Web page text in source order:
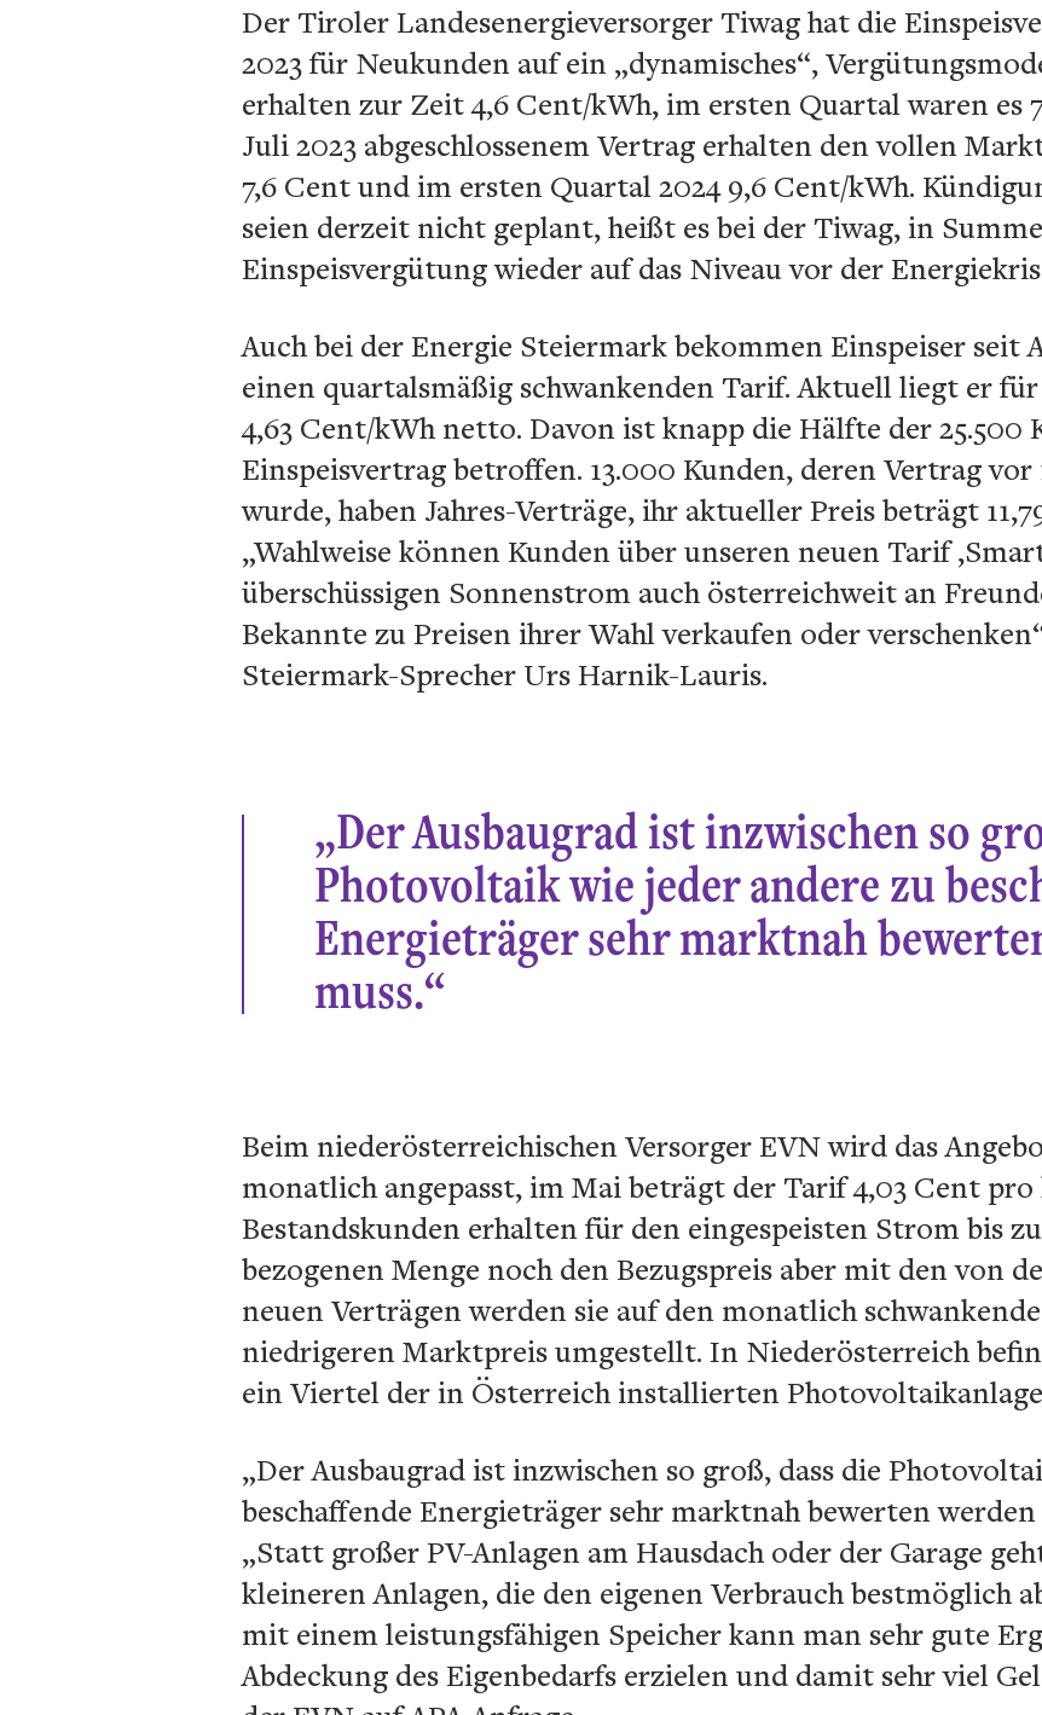
Der Tiroler Landesenergieversorger Tiwag hat die
2023 für Neukunden auf ein „dynamisches“,
erhalten zur Zeit 4,6 Cent/kWh, im ersten Quartal waren es
Juli 2023 abgeschlossenem Vertrag erhalten den vollen
7,6 Cent und im ersten Quartal 2024 9,6 Cent/kWh.
seien derzeit nicht geplant, heißt es bei der Tiwag, in
Einspeisvergütung wieder auf das Niveau vor der
Auch bei der Energie Steiermark bekommen Einspeiser seit
einen quartalsmäßig schwankenden Tarif. Aktuell liegt er für
4,63 Cent/kWh netto. Davon ist knapp die Hälfte der 25.500
Einspeisvertrag betroffen. 13.000 Kunden, deren Vertrag vor
wurde, haben Jahres-Verträge, ihr aktueller Preis beträgt
„Wahlweise können Kunden über unseren neuen Tarif
überschüssigen Sonnenstrom auch österreichweit an
Bekannte zu Preisen ihrer Wahl verkaufen oder
Steiermark-Sprecher Urs Harnik-Lauris.
„Der Ausbaugrad ist inzwischen so
Photovoltaik wie jeder andere zu
Energieträger sehr marktnah
muss.“
Beim niederösterreichischen Versorger EVN wird das
monatlich angepasst, im Mai beträgt der Tarif 4,03 Cent pro
Bestandskunden erhalten für den eingespeisten Strom bis
bezogenen Menge noch den Bezugspreis aber mit den von
neuen Verträgen werden sie auf den monatlich
niedrigeren Marktpreis umgestellt. In Niederösterreich
ein Viertel der in Österreich installierten
„Der Ausbaugrad ist inzwischen so groß, dass die
beschaffende Energieträger sehr marktnah bewerten
„Statt großer PV-Anlagen am Hausdach oder der Garage
kleineren Anlagen, die den eigenen Verbrauch bestmöglich
mit einem leistungsfähigen Speicher kann man sehr gute
Abdeckung des Eigenbedarfs erzielen und damit sehr viel